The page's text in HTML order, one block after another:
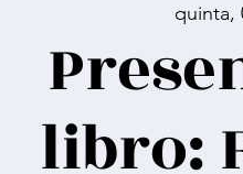
quinta,
libro: